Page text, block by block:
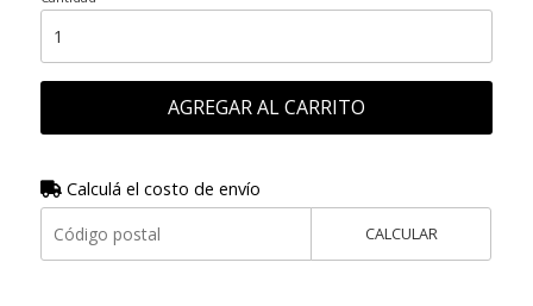
AGREGAR AL CARRITO
Calculá el costo de envío
CALCULAR